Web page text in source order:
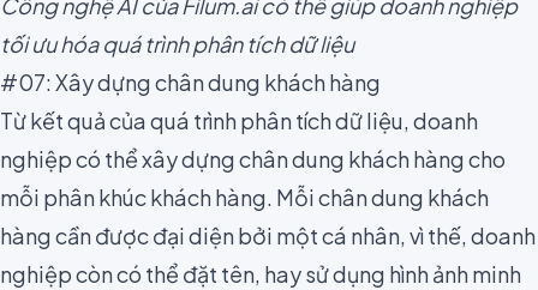
tối ưu hóa quá trình phân tích dữ liệu
#07: Xây dựng chân dung khách hàng
Từ kết quả của quá trình phân tích dữ liệu, doanh
nghiệp có thể xây dựng chân dung khách hàng cho
mỗi phân khúc khách hàng. Mỗi chân dung khách
hàng cần được đại diện bởi một cá nhân, vì thế, doanh
nghiệp còn có thể đặt tên, hay sử dụng hình ảnh minh